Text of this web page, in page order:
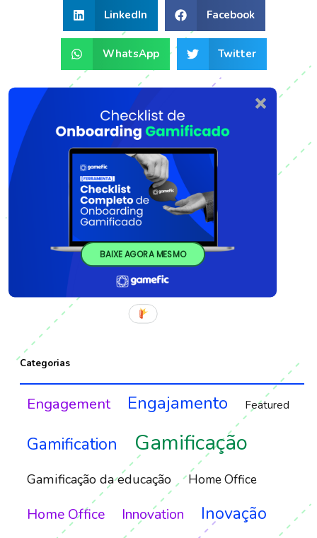
LinkedIn Facebook
WhatsApp Twitter
BAIXE AGORA MESMO
Categorias
Engagement Engajamento Featured
Gamification Gamificação
Gamificação da educação Home Office
Home Office Innovation Inovação